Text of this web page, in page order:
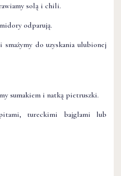
solą i chili.
odparują.
do uzyskania ulubionej
sumakiem i natką pietruszki.
tureckimi bajglami lub